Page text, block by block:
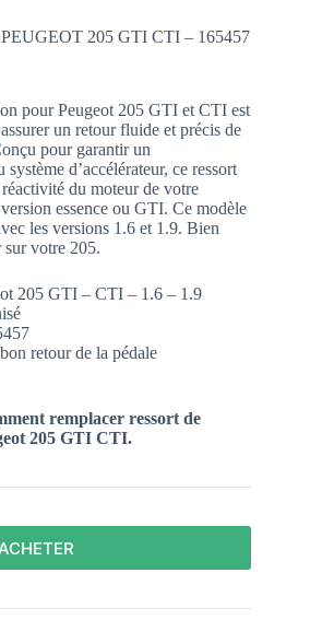
205 GTI CTI – 165457
pour Peugeot 205 GTI et CTI est
un retour fluide et précis de
pour garantir un
d’accélérateur, ce ressort
du moteur de votre
essence ou GTI. Ce modèle
les versions 1.6 et 1.9. Bien
votre 205.
205 GTI – CTI – 1.6 – 1.9
retour de la pédale
remplacer ressort de
205 GTI CTI.
ACHETER